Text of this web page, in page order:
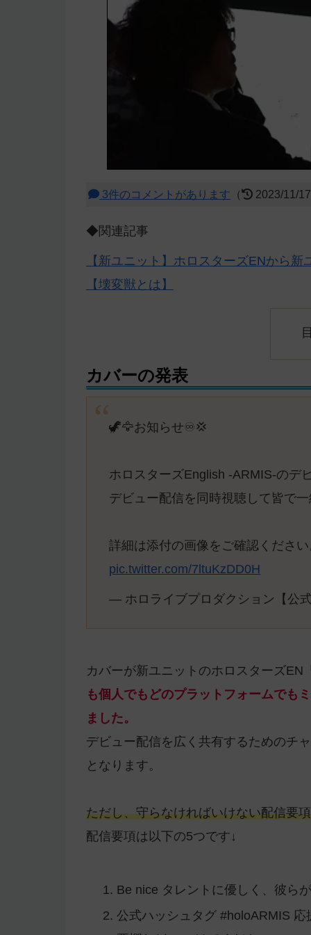
3件のコメントがあります （ 2023/11/
◆関連記事
【新ユニット】ホロスターズENから
【壊変獣とは】
カバーの発表
🦖🦅お知らせ♾💢
ホロスターズEnglish -ARMIS-のデ
デビュー配信を同時視聴して皆で
詳細は添付の画像をご確認くださ
pic.twitter.com/7ltuKzDD0H
— ホロライブプロダクション【公
カバーが新ユニットのホロスターズ
も個人でもどのプラットフォームでも
ました。
デビュー配信を広く共有するためのチ
となります。
ただし、守らなければいけない配信要
配信要項は以下の5つです↓
Be nice タレントに優しく、彼ら
公式ハッシュタグ #holoARMIS